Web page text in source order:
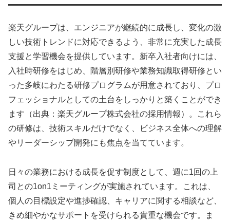
楽天グループは、エンジニアが継続的に成長し、変化の激
しい技術トレンドに対応できるよう、非常に充実した成長
支援と学習機会を提供しています。新卒入社者向けには、
入社時研修をはじめ、階層別研修や業務知識取得研修とい
った多岐にわたる研修プログラムが用意されており、プロ
フェッショナルとしての土台をしっかりと築くことができ
ます（出典：楽天グループ株式会社の採用情報）。これら
の研修は、技術スキルだけでなく、ビジネス全体への理解
やリーダーシップ開発にも焦点を当てています。
日々の業務における成長を促す制度として、週に1回の上
司との1on1ミーティングが実施されています。これは、
個人の目標設定や進捗確認、キャリアに関する相談など、
きめ細やかなサポートを受けられる貴重な機会です。ま